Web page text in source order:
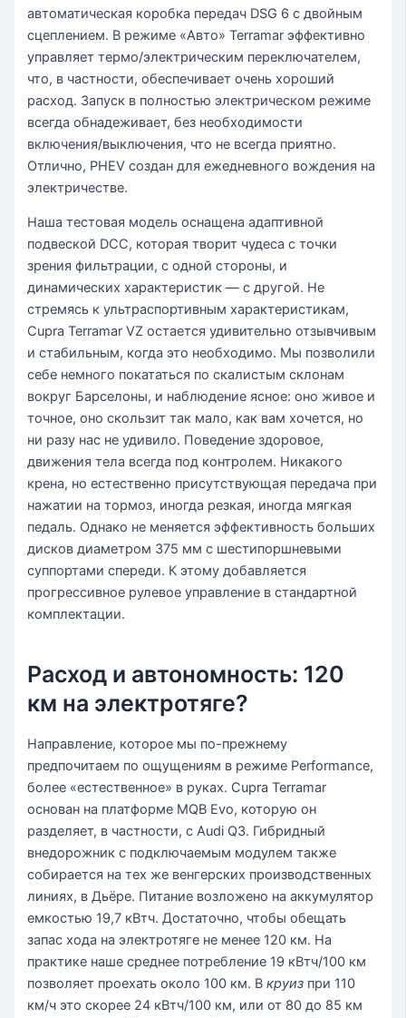
автоматическая коробка передач DSG 6 с двойным
сцеплением. В режиме «Авто» Terramar эффективно
управляет термо/электрическим переключателем,
что, в частности, обеспечивает очень хороший
расход. Запуск в полностью электрическом режиме
всегда обнадеживает, без необходимости
включения/выключения, что не всегда приятно.
Отлично, PHEV создан для ежедневного вождения на
электричестве.
Наша тестовая модель оснащена адаптивной
подвеской DCC, которая творит чудеса с точки
зрения фильтрации, с одной стороны, и
динамических характеристик — с другой. Не
стремясь к ультраспортивным характеристикам,
Cupra Terramar VZ остается удивительно отзывчивым
и стабильным, когда это необходимо. Мы позволили
себе немного покататься по скалистым склонам
вокруг Барселоны, и наблюдение ясное: оно живое и
точное, оно скользит так мало, как вам хочется, но
ни разу нас не удивило. Поведение здоровое,
движения тела всегда под контролем. Никакого
крена, но естественно присутствующая передача при
нажатии на тормоз, иногда резкая, иногда мягкая
педаль. Однако не меняется эффективность больших
дисков диаметром 375 мм с шестипоршневыми
суппортами спереди. К этому добавляется
прогрессивное рулевое управление в стандартной
комплектации.
Расход и автономность: 120
км на электротяге?
Направление, которое мы по-прежнему
предпочитаем по ощущениям в режиме Performance,
более «естественное» в руках. Cupra Terramar
основан на платформе MQB Evo, которую он
разделяет, в частности, с Audi Q3. Гибридный
внедорожник с подключаемым модулем также
собирается на тех же венгерских производственных
линиях, в Дьёре. Питание возложено на аккумулятор
емкостью 19,7 кВтч. Достаточно, чтобы обещать
запас хода на электротяге не менее 120 км. На
практике наше среднее потребление 19 кВтч/100 км
позволяет проехать около 100 км. Вкруиз при 110
км/ч это скорее 24 кВтч/100 км, или от 80 до 85 км